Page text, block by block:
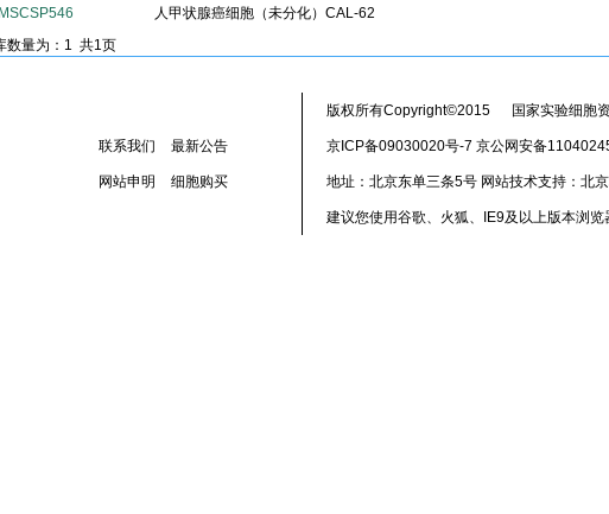
人甲状腺癌细胞（未分化）CAL-62
数量为：1 共1页
联系我们 最新公告
网站申明 细胞购买
版权所有Copyright©2015 国家实验细胞
京ICP备09030020号-7 京公网安备
地址：北京东单三条5号 网站技术支持：北
建议您使用谷歌、火狐、IE9及以上版本浏览